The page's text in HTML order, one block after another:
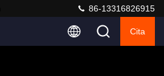
86-13316826915
Cita